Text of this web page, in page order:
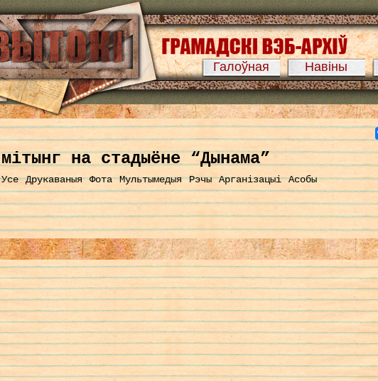
Галоўная Навіны
мітынг на стадыёне “Дынама”
Усе Друкаваныя Фота Мультымедыя Рэчы Арганізацыі Асобы